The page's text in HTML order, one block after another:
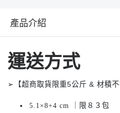
產品介紹
運送方式
➢【超商取貨限重5公斤 & 材積不
5.1×8+4 cm ｜限８３包